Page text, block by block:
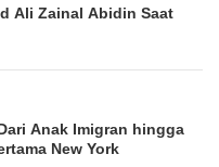
Ali Zainal Abidin Saat
Anak Imigran hingga
New York